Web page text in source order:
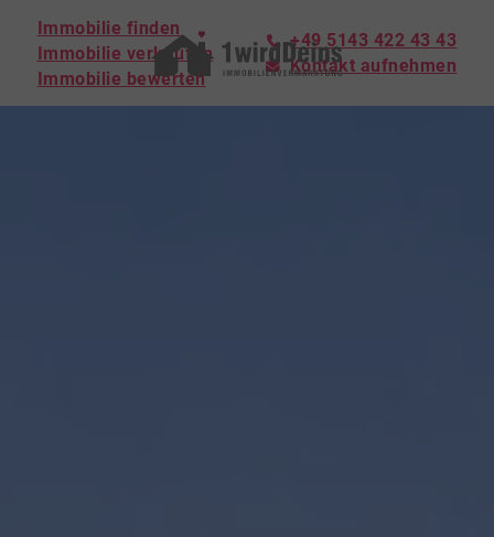
Immobilie finden
Immobilie verkaufen
Immobilie bewerten
+49 5143 422 43 43
Kontakt aufnehmen